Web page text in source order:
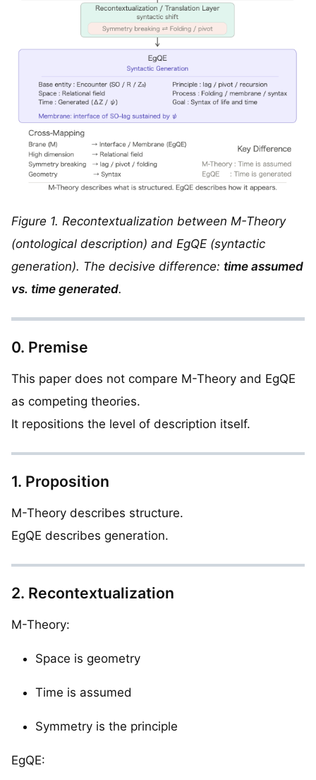
Figure 1. Recontextualization between M-Theory
(ontological description) and EgQE (syntactic
generation). The decisive difference: time assumed
vs. time generated.
0. Premise
This paper does not compare M-Theory and EgQE
as competing theories.
It repositions the level of description itself.
1. Proposition
M-Theory describes structure.
EgQE describes generation.
2. Recontextualization
M-Theory:
Space is geometry
Time is assumed
Symmetry is the principle
EgQE: